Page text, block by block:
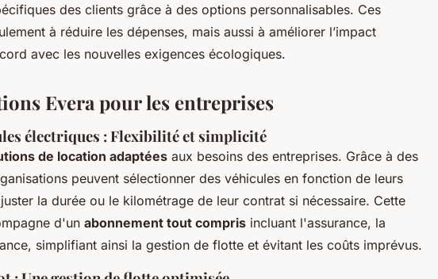
des clients grâce à des options personnalisables. Ces
à réduire les dépenses, mais aussi à améliorer l’impact
avec les nouvelles exigences écologiques.
Evera pour les entreprises
électriques : Flexibilité et simplicité
de location adaptées aux besoins des entreprises. Grâce à des
peuvent sélectionner des véhicules en fonction de leurs
la durée ou le kilométrage de leur contrat si nécessaire. Cette
d'un abonnement tout compris incluant l'assurance, la
simplifiant ainsi la gestion de flotte et évitant les coûts imprévus.